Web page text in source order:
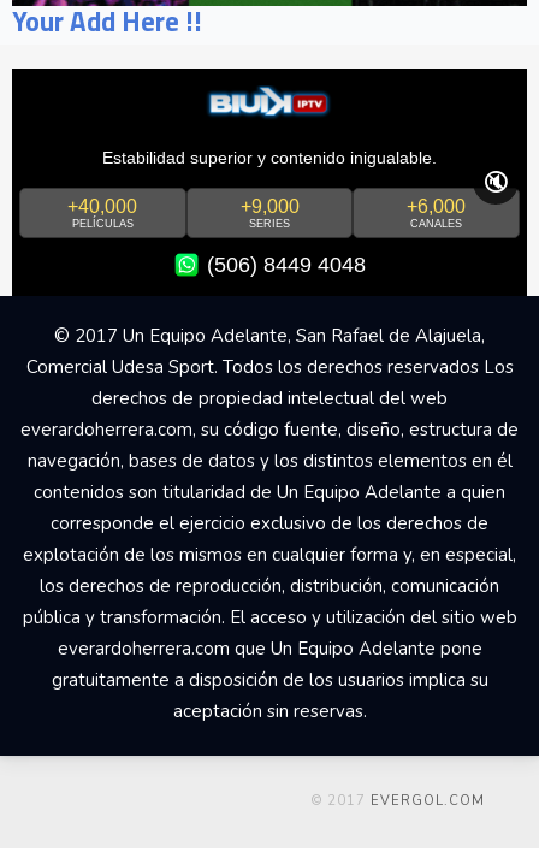
Your Add Here !!
Estabilidad superior y contenido inigualable.
+40,000
PELÍCULAS
+9,000
SERIES
+6,000
CANALES
(506) 8449 4048
🔇
© 2017 Un Equipo Adelante, San Rafael de Alajuela,
Comercial Udesa Sport. Todos los derechos reservados Los
derechos de propiedad intelectual del web
everardoherrera.com, su código fuente, diseño, estructura de
navegación, bases de datos y los distintos elementos en él
contenidos son titularidad de Un Equipo Adelante a quien
corresponde el ejercicio exclusivo de los derechos de
explotación de los mismos en cualquier forma y, en especial,
los derechos de reproducción, distribución, comunicación
pública y transformación. El acceso y utilización del sitio web
everardoherrera.com que Un Equipo Adelante pone
gratuitamente a disposición de los usuarios implica su
aceptación sin reservas.
© 2017 EVERGOL.COM